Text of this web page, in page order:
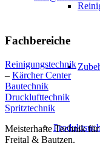
Fachbereiche
Reinigungstechnik
– Kärcher Center
Bautechnik
Drucklufttechnik
Spritztechnik
Meisterhafte Technik
Freital & Bautzen.